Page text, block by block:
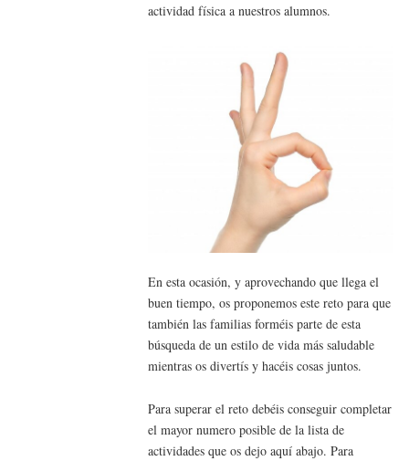
actividad física a nuestros alumnos.
En esta ocasión, y aprovechando que llega el
buen tiempo, os proponemos este reto para que
también las familias forméis parte de esta
búsqueda de un estilo de vida más saludable
mientras os divertís y hacéis cosas juntos.
Para superar el reto debéis conseguir completar
el mayor numero posible de la lista de
actividades que os dejo aquí abajo. Para